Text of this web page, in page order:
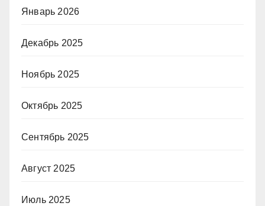
Январь 2026
Декабрь 2025
Ноябрь 2025
Октябрь 2025
Сентябрь 2025
Август 2025
Июль 2025